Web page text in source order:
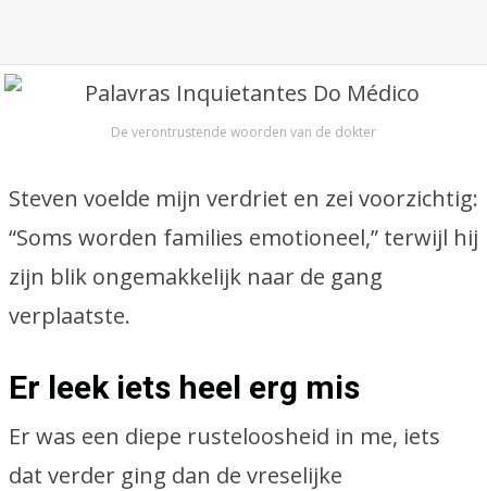
De verontrustende woorden van de dokter
Steven voelde mijn verdriet en zei voorzichtig:
“Soms worden families emotioneel,” terwijl hij
zijn blik ongemakkelijk naar de gang
verplaatste.
Er leek iets heel erg mis
Er was een diepe rusteloosheid in me, iets
dat verder ging dan de vreselijke